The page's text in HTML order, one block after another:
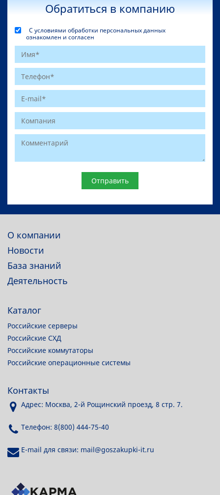
Обратиться в компанию
С условиями обработки персональных данных
ознакомлен и согласен
О компании
Новости
База знаний
Деятельность
Каталог
Российские серверы
Российские СХД
Российские коммутаторы
Российские операционные системы
Контакты
Адрес: Москва, 2-й Рощинский проезд, 8 стр. 7.
Телефон: 8(800) 444-75-40
E-mail для связи: mail@goszakupki-it.ru